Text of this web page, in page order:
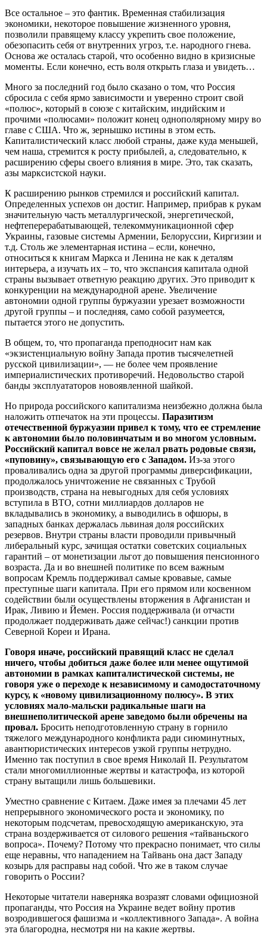
Все остальное – это фантик. Временная стабилизация
экономики, некоторое повышение жизненного уровня,
позволили правящему классу укрепить свое положение,
обезопасить себя от внутренних угроз, т.е. народного гнева.
Основа же осталась старой, что особенно видно в кризисные
моменты. Если конечно, есть воля открыть глаза и увидеть…
Много за последний год было сказано о том, что Россия
сбросила с себя ярмо зависимости и уверенно строит свой
«полюс», который в союзе с китайским, индийским и
прочими «полюсами» положит конец однополярному миру во
главе с США. Что ж, зернышко истины в этом есть.
Капиталистический класс любой страны, даже куда меньшей,
чем наша, стремится к росту прибылей, а, следовательно, к
расширению сферы своего влияния в мире. Это, так сказать,
азы марксистской науки.
К расширению рынков стремился и российский капитал.
Определенных успехов он достиг. Например, прибрав к рукам
значительную часть металлургической, энергетической,
нефтеперерабатывающей, телекоммуникационной сфер
Украины, газовые системы Армении, Белоруссии, Киргизии и
т.д. Столь же элементарная истина – если, конечно,
относиться к книгам Маркса и Ленина не как к деталям
интерьера, а изучать их – то, что экспансия капитала одной
страны вызывает ответную реакцию других. Это приводит к
конкуренции на международной арене. Увеличение
автономии одной группы буржуазии урезает возможности
другой группы – и последняя, само собой разумеется,
пытается этого не допустить.
В общем, то, что пропаганда преподносит нам как
«экзистенциальную войну Запада против тысячелетней
русской цивилизации», — не более чем проявление
империалистических противоречий. Недовольство старой
банды эксплуататоров новоявленной шайкой.
Но природа российского капитализма неизбежно должна была
наложить отпечаток на эти процессы. Паразитизм
отечественной буржуазии привел к тому, что ее стремление
к автономии было половинчатым и во многом условным.
Российский капитал вовсе не желал рвать родовые связи,
«пуповину», связывающую его с Западом. Из-за этого
проваливались одна за другой программы диверсификации,
продолжалось уничтожение не связанных с Трубой
производств, страна на невыгодных для себя условиях
вступила в ВТО, сотни миллиардов долларов не
вкладывались в экономику, а выводились в офшоры, в
западных банках держалась львиная доля российских
резервов. Внутри страны власти проводили привычный
либеральный курс, зачищая остатки советских социальных
гарантий – от монетизации льгот до повышения пенсионного
возраста. Да и во внешней политике по всем важным
вопросам Кремль поддерживал самые кровавые, самые
преступные шаги капитала. При его прямом или косвенном
содействии были осуществлены вторжения в Афганистан и
Ирак, Ливию и Йемен. Россия поддерживала (и отчасти
продолжает поддерживать даже сейчас!) санкции против
Северной Кореи и Ирана.
Говоря иначе, российский правящий класс не сделал
ничего, чтобы добиться даже более или менее ощутимой
автономии в рамках капиталистической системы, не
говоря уже о переходе к независимому и самодостаточному
курсу, к «новому цивилизационному полюсу». В этих
условиях мало-мальски радикальные шаги на
внешнеполитической арене заведомо были обречены на
провал. Бросить неподготовленную страну в горнило
тяжелого международного конфликта ради сиюминутных,
авантюристических интересов узкой группы нетрудно.
Именно так поступил в свое время Николай II. Результатом
стали многомиллионные жертвы и катастрофа, из которой
страну вытащили лишь большевики.
Уместно сравнение с Китаем. Даже имея за плечами 45 лет
непрерывного экономического роста и экономику, по
некоторым подсчетам, превосходящую американскую, эта
страна воздерживается от силового решения «тайваньского
вопроса». Почему? Потому что прекрасно понимает, что силы
еще неравны, что нападением на Тайвань она даст Западу
козырь для расправы над собой. Что же в таком случае
говорить о России?
Некоторые читатели наверняка возразят словами официозной
пропаганды, что Россия на Украине ведет войну против
возродившегося фашизма и «коллективного Запада». А война
эта благородна, несмотря ни на какие жертвы.